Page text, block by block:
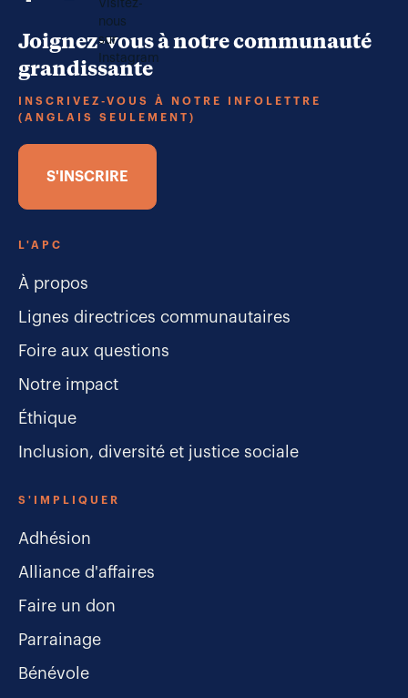
Joignez-vous à notre communauté
grandissante
INSCRIVEZ-VOUS À NOTRE INFOLETTRE
(ANGLAIS SEULEMENT)
S'INSCRIRE
L'APC
À propos
Lignes directrices communautaires
Foire aux questions
Notre impact
Éthique
Inclusion, diversité et justice sociale
S'IMPLIQUER
Adhésion
Alliance d'affaires
Faire un don
Parrainage
Bénévole